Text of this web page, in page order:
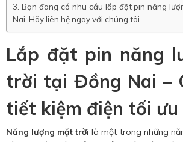
Bạn đang có nhu cầu lắp đặt pin năng
Nai. Hãy liên hệ ngay với chúng tôi
Lắp đặt pin năng
trời tại Đồng Nai –
tiết kiệm điện tối ưu
Năng lượng mặt trời là một trong những